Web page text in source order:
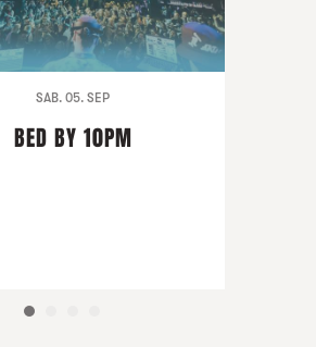
SAB. 05. SEP
BED BY 10PM